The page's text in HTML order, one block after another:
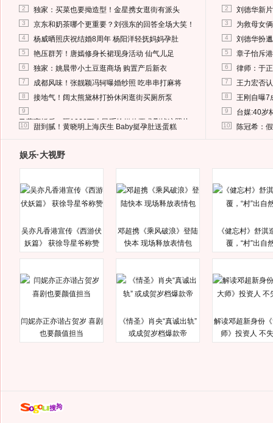
2 独家：买菜也要拗造型！金星携女逛街有派头
3 京东和奶茶哪个更重要？刘强东的回答全场大笑！
4 杨威晒照庆祝结婚8周年 杨阳洋轻抚妈妈孕肚
5 艳压群芳！唐嫣修身长裙现身活动 仙气儿足
6 独家：姚晨带小土豆逛商场 购置产后新衣
7 成都风味！张靓颖冯轲曝婚纱照 吃串串打麻将
8 接地气！阔太熊黛林打扮休闲逛街买厕所泵
9
马蓉离婚后，砸1000万人民币给媒体要求删掉这照片
10 甜到腻！黄晓明上海庆生 Baby挺孕肚送蛋糕
2 刘德华新
3 为救母女
4 刘德华扮
5 章子怡斥
6 律师：于
7 王力宏否
8 王刚自曝7
9 台媒:40岁
10 陈冠希：
娱乐·大视野
吴亦凡香港宣传《西游伏
妖篇》 获徐导星爷称赞
邓超携《乘风破浪》登陆
快本 现场释放表情包
《健忘村》舒淇
覆，“村”出自
闫妮亦正亦谐占贺岁 喜剧
也要颜值担当
《情圣》肖央“真诚出轨”
或成贺岁档爆款帝
解读邓超新身份
师》投资人 不